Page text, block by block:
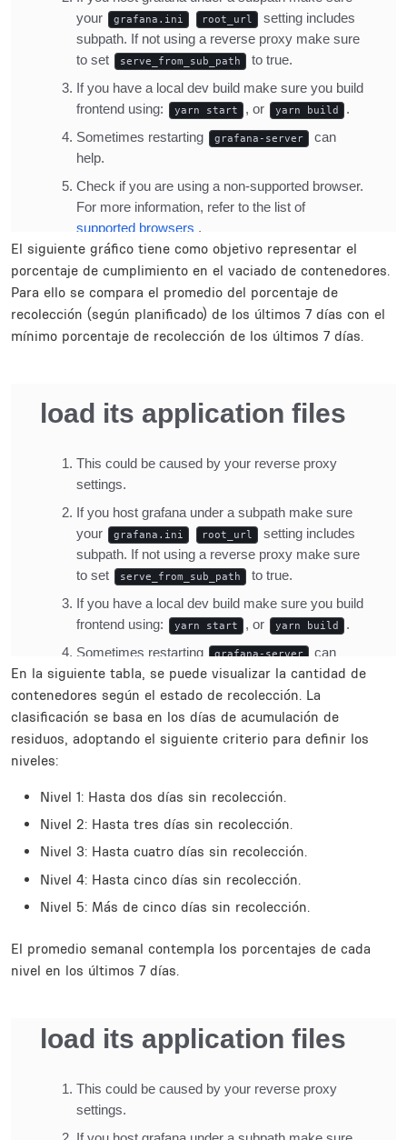
El siguiente gráfico tiene como objetivo representar el
porcentaje de cumplimiento en el vaciado de contenedores.
Para ello se compara el promedio del porcentaje de
recolección (según planificado) de los últimos 7 días con el
mínimo porcentaje de recolección de los últimos 7 días.
En la siguiente tabla, se puede visualizar la cantidad de
contenedores según el estado de recolección. La
clasificación se basa en los días de acumulación de
residuos, adoptando el siguiente criterio para definir los
niveles:
Nivel 1: Hasta dos días sin recolección.
Nivel 2: Hasta tres días sin recolección.
Nivel 3: Hasta cuatro días sin recolección.
Nivel 4: Hasta cinco días sin recolección.
Nivel 5: Más de cinco días sin recolección.
El promedio semanal contempla los porcentajes de cada
nivel en los últimos 7 días.